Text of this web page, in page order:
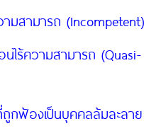
รถ (Incompetent)
มสามารถ (Quasi-
นบุคคลล้มละลาย